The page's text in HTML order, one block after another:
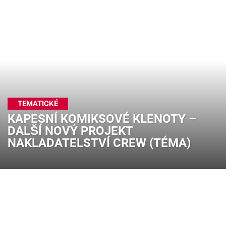
TEMATICKÉ
KAPESNÍ KOMIKSOVÉ KLENOTY –
DALŠÍ NOVÝ PROJEKT
NAKLADATELSTVÍ CREW (TÉMA)